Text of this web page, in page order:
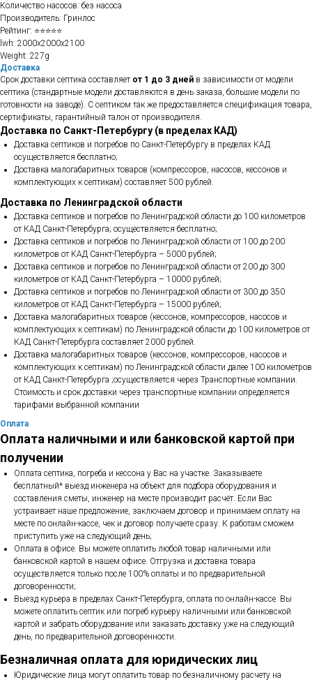
Количество насосов: без насоса
Производитель: Гринлос
Рейтинг: ⭐⭐⭐⭐⭐
lwh: 2000x2000x2100
Weight: 227g
Доставка
Срок доставки септика составляет от 1 до 3 дней в зависимости от модели
септика (стандартные модели доставляются в день заказа, большие модели по
готовности на заводе). С септиком так же предоставляется спецификация товара,
сертификаты, гарантийный талон от производителя.
Доставка по Санкт-Петербургу (в пределах КАД)
Доставка септиков и погребов по Санкт-Петербургу в пределах КАД
осуществляется бесплатно;
Доставка малогабаритных товаров (компрессоров, насосов, кессонов и
комплектующих к септикам) составляет 500 рублей.
Доставка по Ленинградской области
Доставка септиков и погребов по Ленинградской области до 100 километров
от КАД Санкт-Петербурга; осуществляется бесплатно;
Доставка септиков и погребов по Ленинградской области от 100 до 200
километров от КАД Санкт-Петербурга – 5000 рублей;
Доставка септиков и погребов по Ленинградской области от 200 до 300
километров от КАД Санкт-Петербурга – 10000 рублей;
Доставка септиков и погребов по Ленинградской области от 300 до 350
километров от КАД Санкт-Петербурга – 15000 рублей;
Доставка малогабаритных товаров (кессонов, компрессоров, насосов и
комплектующих к септикам) по Ленинградской области до 100 километров от
КАД Санкт-Петербурга составляет 2000 рублей.
Доставка малогабаритных товаров (кессонов, компрессоров, насосов и
комплектующих к септикам) по Ленинградской области далее 100 километров
от КАД Санкт-Петербурга ;осуществляется через Транспортные компании.
Стоимость и срок доставки через транспортные компании определяется
тарифами выбранной компании
Оплата
Оплата наличными и или банковской картой при
получении
Оплата септика, погреба и кессона у Вас на участке. Заказываете
бесплатный* выезд инженера на объект для подбора оборудования и
составления сметы, инженер на месте производит расчёт. Если Вас
устраивает наше предложение, заключаем договор и принимаем оплату на
месте по онлайн-кассе, чек и договор получаете сразу. К работам сможем
приступить уже на следующий день;
Оплата в офисе. Вы можете оплатить любой товар наличными или
банковской картой в нашем офисе. Отгрузка и доставка товара
осуществляется только после 100% оплаты и по предварительной
договоренности;
Выезд курьера в пределах Санкт-Петербурга, оплата по онлайн-кассе. Вы
можете оплатить септик или погреб курьеру наличными или банковской
картой и забрать оборудование или заказать доставку уже на следующий
день, по предварительной договоренности.
Безналичная оплата для юридических лиц
Юридические лица могут оплатить товар по безналичному расчету на